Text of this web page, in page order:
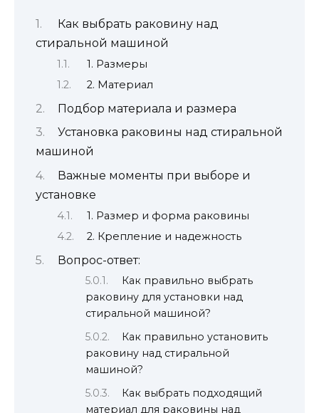
Как выбрать раковину над
стиральной машиной
1. Размеры
2. Материал
Подбор материала и размера
Установка раковины над стиральной
машиной
Важные моменты при выборе и
установке
1. Размер и форма раковины
2. Крепление и надежность
Вопрос-ответ:
Как правильно выбрать
раковину для установки над
стиральной машиной?
Как правильно установить
раковину над стиральной
машиной?
Как выбрать подходящий
материал для раковины над